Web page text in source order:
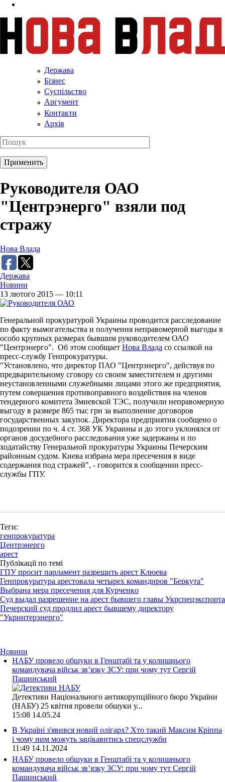
Держава
Бізнес
Суспільство
Аргумент
Контакти
Архів
Руководителя ОАО
"Центрэнерго" взяли под
стражу
Нова Влада
Держава
Новини
13 лютого 2015 — 10:11
Генеральной прокуратурой Украины проводится расследование
по факту вымогательства и получения неправомерной выгоды в
особо крупных размерах бывшим руководителем ОАО
"Центрэнерго". Об этом сообщает Нова Влада со ссылкой на
пресс-службу Генпрокуратуры.
"Установлено, что директор ПАО "Центрэнерго", действуя по
предварительному сговору со своим заместителем и другими
неустановленными служебными лицами этого же предприятия,
путем совершения противоправного воздействия на членов
тендерного комитета Змиевской ТЭС, получили неправомерную
выгоду в размере 865 тыс грн за выполнение договоров
государственных закупок. Директора предприятия сообщено о
подозрении по ч. 4 ст. 368 УК Украины и до этого уклонялся от
органов досудебного расследования уже задержаны и по
ходатайству Генеральной прокуратуры Украины Печерским
районным судом. Киева избрана мера пресечения в виде
содержания под стражей", - говорится в сообщении пресс-
службы ГПУ.
Теги:
генпрокуратура
Центрэнерго
арест
Публікації по темі
ГПУ просит парламент разрешить арест Клюева
Генпрокуратура арестовала четырех командиров "Беркута"
Выбрана мера пресечения для Курченкo
Суд выдал разрешение на арест бывшего главы Укрспецэкспорта
Печерский суд продлил арест бывшему директору
"Укринтерэнерго"
Новини
НАБУ провело обшуки в Генштабі та у колишнього
командувача військ зв’язку ЗСУ: при чому тут Сергій
Пашинський
Детективи Національного антикорупційного бюро України
(НАБУ) 25 квітня провели обшуки у...
15:08 14.05.24
В Україні з'явився новий олігарх? Хто такий Максим Кріппа
і чому ним можуть зацікавитись спецслужби
11:49 14.11.2024
НАБУ провело обшуки в Генштабі та у колишнього
командувача військ зв’язку ЗСУ: при чому тут Сергій
Пашинський